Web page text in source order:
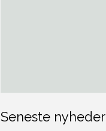
Seneste nyheder